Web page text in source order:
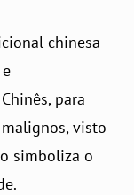
chinesa
para
visto
simboliza o